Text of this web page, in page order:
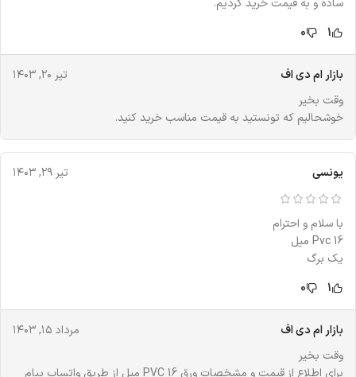
ساده و به قیمت خرید کردیم.
1
0
بازار ام دی اف
تیر ۲۰, ۱۴۰۳
وقت بخیر
خوشحالیم که تونستید به قیمت مناسب خرید کنید.
یونسی تیر ۲۹, ۱۴۰۳
با سلام و احترام
Pvc 16 میل
یک برگ
1
0
بازار ام دی اف
مرداد ۱۵, ۱۴۰۳
وقت بخیر
برای اطلاع از قیمت و مشخصات ورق PVC 16 میل از طریق واتساپ پیام